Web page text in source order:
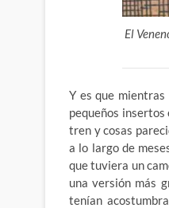
El
Y es que
pequeños
tren y cosas
a lo largo de
que tuviera un
una versión más
tenían